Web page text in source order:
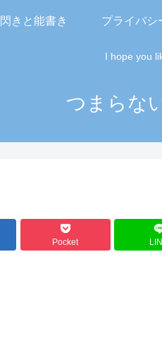
I hope you
つまらな
閃きと能書き プライバシ
Pocket